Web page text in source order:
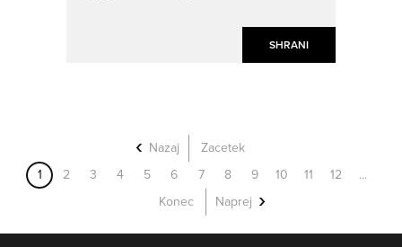
SHRANI
Nazaj
Zacetek
1
2 3 4 5 6 7 8 9 10 11 12
...
Konec
Naprej